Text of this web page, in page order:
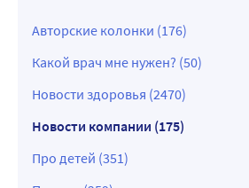
Авторские колонки (176)
Какой врач мне нужен? (50)
Новости здоровья (2470)
Новости компании (175)
Про детей (351)